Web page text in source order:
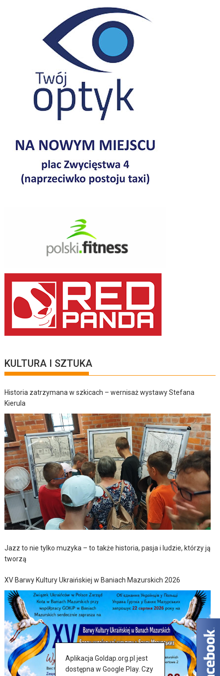
KULTURA I SZTUKA
Historia zatrzymana w szkicach – wernisaż wystawy Stefana
Kierula
Jazz to nie tylko muzyka – to także historia, pasja i ludzie, którzy ją
tworzą
XV Barwy Kultury Ukraińskiej w Baniach Mazurskich 2026
Aplikacja Goldap.org.pl jest
dostępna w Google Play. Czy